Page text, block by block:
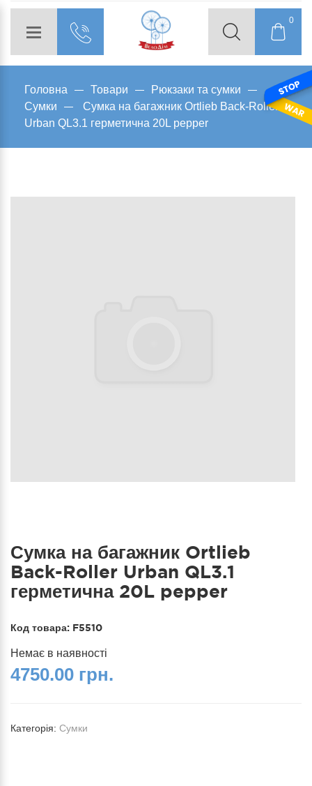
0
Головна Товари
Рюкзаки та сумки
Сумки
Сумка на багажник Ortlieb Back-Roller
Urban QL3.1 герметична 20L pepper
Сумка на багажник Ortlieb
Back-Roller Urban QL3.1
герметична 20L pepper
Код товара: F5510
Немає в наявності
4750.00 грн.
Категорія: Сумки